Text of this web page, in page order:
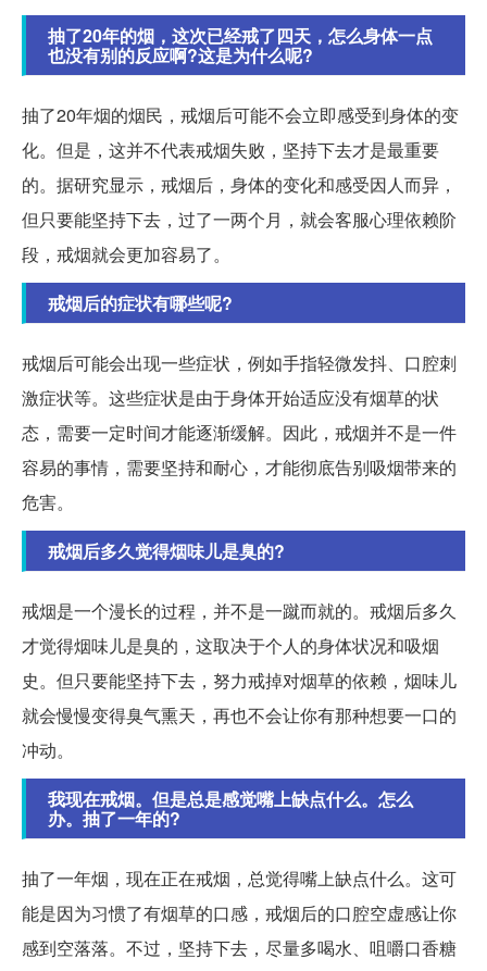
抽了20年的烟，这次已经戒了四天，怎么身体一点
也没有别的反应啊?这是为什么呢?
抽了20年烟的烟民，戒烟后可能不会立即感受到身体的变
化。但是，这并不代表戒烟失败，坚持下去才是最重要
的。据研究显示，戒烟后，身体的变化和感受因人而异，
但只要能坚持下去，过了一两个月，就会客服心理依赖阶
段，戒烟就会更加容易了。
戒烟后的症状有哪些呢?
戒烟后可能会出现一些症状，例如手指轻微发抖、口腔刺
激症状等。这些症状是由于身体开始适应没有烟草的状
态，需要一定时间才能逐渐缓解。因此，戒烟并不是一件
容易的事情，需要坚持和耐心，才能彻底告别吸烟带来的
危害。
戒烟后多久觉得烟味儿是臭的?
戒烟是一个漫长的过程，并不是一蹴而就的。戒烟后多久
才觉得烟味儿是臭的，这取决于个人的身体状况和吸烟
史。但只要能坚持下去，努力戒掉对烟草的依赖，烟味儿
就会慢慢变得臭气熏天，再也不会让你有那种想要一口的
冲动。
我现在戒烟。但是总是感觉嘴上缺点什么。怎么
办。抽了一年的?
抽了一年烟，现在正在戒烟，总觉得嘴上缺点什么。这可
能是因为习惯了有烟草的口感，戒烟后的口腔空虚感让你
感到空落落。不过，坚持下去，尽量多喝水、咀嚼口香糖